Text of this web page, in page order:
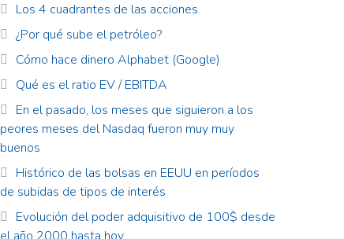
Los 4 cuadrantes de las acciones
¿Por qué sube el petróleo?
Cómo hace dinero Alphabet (Google)
Qué es el ratio EV / EBITDA
En el pasado, los meses que siguieron a los
peores meses del Nasdaq fueron muy muy
buenos
Histórico de las bolsas en EEUU en períodos
de subidas de tipos de interés
Evolución del poder adquisitivo de 100$ desde